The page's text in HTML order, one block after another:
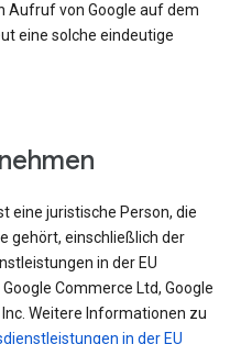
Aufruf von Google auf dem
eine solche eindeutige
eine juristische Person, die
gehört, einschließlich der
in der EU
Commerce Ltd, Google
Weitere Informationen zu
in der EU